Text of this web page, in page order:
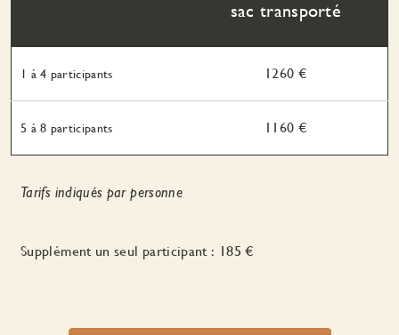
sac transporté
1 à 4 participants 1260 €
5 à 8 participants 1160 €
Tarifs indiqués par personne
Supplément un seul participant : 185 €